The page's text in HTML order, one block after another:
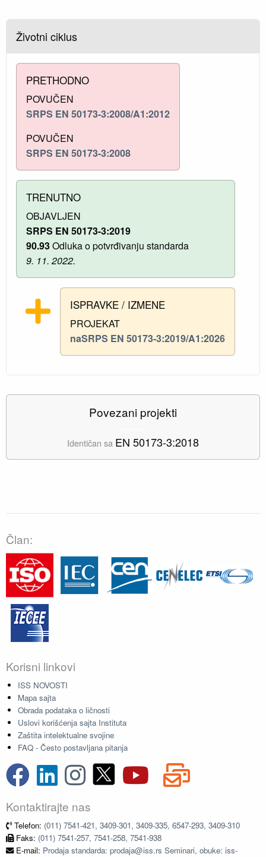
Životni ciklus
PRETHODNO
POVUČEN
SRPS EN 50173-3:2008/A1:2012
POVUČEN
SRPS EN 50173-3:2008
TRENUTNO
OBJAVLJEN
SRPS EN 50173-3:2019
90.93Odluka o potvrđivanju standarda
9. 11. 2022.
ISPRAVKE / IZMENE
PROJEKAT
naSRPS EN 50173-3:2019/A1:2026
Povezani projekti
Identičan sa EN 50173-3:2018
Član:
Korisni linkovi
ISS NOVOSTI
Mapa sajta
Obrada podataka o ličnosti
Uslovi korišćenja sajta Instituta
Zaštita intelektualne svojine
FAQ - Često postavljana pitanja
Kontaktirajte nas
Telefon: (011) 7541-421, 3409-301, 3409-335, 6547-293, 3409-310
Faks: (011) 7541-257, 7541-258, 7541-938
E-mail: Prodaja standarda: prodaja@iss.rs Seminari, obuke: iss-